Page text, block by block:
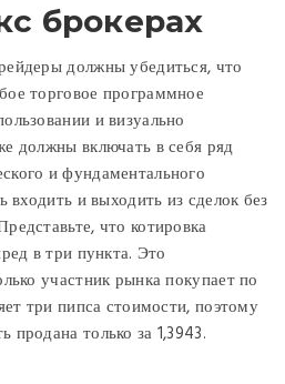
брокерах
должны убедиться, что
торговое программное
и визуально
должны включать в себя ряд
и фундаментального
входить и выходить из сделок без
что котировка
в три пункта. Это
участник рынка покупает по
три пипса стоимости, поэтому
только за 1,3943.